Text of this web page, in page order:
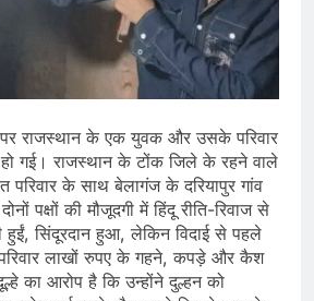
पर राजस्थान के एक युवक और उसके परिवार
गई। राजस्थान के टोंक जिले के रहने वाले
परिवार के साथ बेलागंज के दरियापुर गांव
पक्षों की मौजूदगी में हिंदू रीति-रिवाज से
हुईं, सिंदूरदान हुआ, लेकिन विदाई से पहले
लाखों रुपए के गहने, कपड़े और कैश
का आरोप है कि उन्होंने दुल्हन को